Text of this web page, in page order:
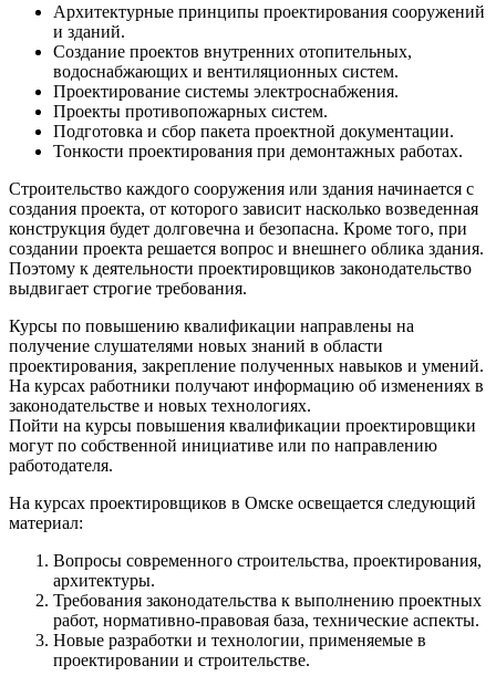
Архитектурные принципы проектирования сооружений
и зданий.
Создание проектов внутренних отопительных,
водоснабжающих и вентиляционных систем.
Проектирование системы электроснабжения.
Проекты противопожарных систем.
Подготовка и сбор пакета проектной документации.
Тонкости проектирования при демонтажных работах.
Строительство каждого сооружения или здания начинается с
создания проекта, от которого зависит насколько возведенная
конструкция будет долговечна и безопасна. Кроме того, при
создании проекта решается вопрос и внешнего облика здания.
Поэтому к деятельности проектировщиков законодательство
выдвигает строгие требования.
Курсы по повышению квалификации направлены на
получение слушателями новых знаний в области
проектирования, закрепление полученных навыков и умений.
На курсах работники получают информацию об изменениях в
законодательстве и новых технологиях.
Пойти на курсы повышения квалификации проектировщики
могут по собственной инициативе или по направлению
работодателя.
На курсах проектировщиков в Омске освещается следующий
материал:
Вопросы современного строительства, проектирования,
архитектуры.
Требования законодательства к выполнению проектных
работ, нормативно-правовая база, технические аспекты.
Новые разработки и технологии, применяемые в
проектировании и строительстве.